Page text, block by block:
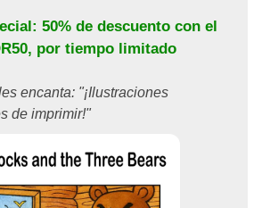
50% de descuento con el
, por tiempo limitado
encanta: "¡Ilustraciones
de imprimir!"